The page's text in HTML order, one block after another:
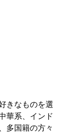
きなものを選
華系、インド
多国籍の方々